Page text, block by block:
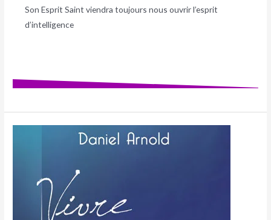
Son Esprit Saint viendra toujours nous ouvrir l’esprit
d’intelligence